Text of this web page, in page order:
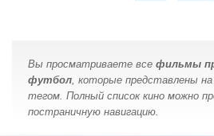
Вы просматриваете все фильмы
футбол, которые представлены
тегом. Полный список кино можно
постраничную навигацию.